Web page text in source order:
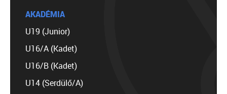
AKADÉMIA
U19 (Junior)
U16/A (Kadet)
U16/B (Kadet)
U14 (Serdülő/A)